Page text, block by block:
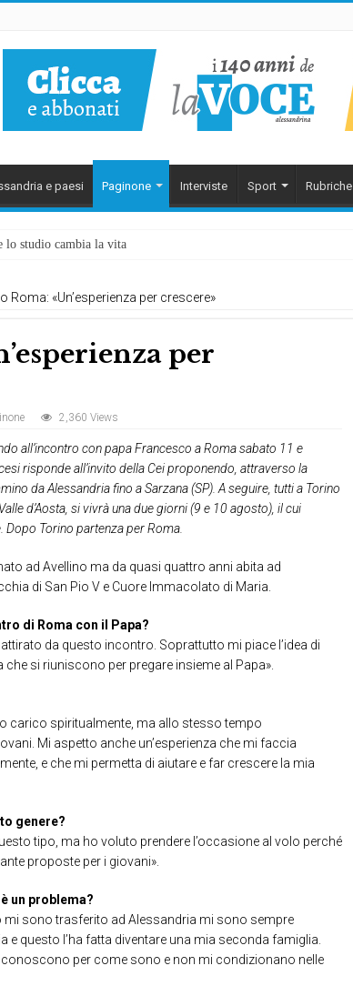
e paesi Paginone Interviste Sport Rubriche
lo studio cambia la vita
Roma: «Un’esperienza per crescere»
per
2,360 Views
all’incontro con papa Francesco a Roma sabato 11 e
risponde all’invito della Cei proponendo, attraverso la
da Alessandria fino a Sarzana (SP). A seguire, tutti a Torino
d’Aosta, si vivrà una due giorni (9 e 10 agosto), il cui
Dopo Torino partenza per Roma.
ad Avellino ma da quasi quattro anni abita ad
di San Pio V e Cuore Immacolato di Maria.
di Roma con il Papa?
da questo incontro. Soprattutto mi piace l’idea di
si riuniscono per pregare insieme al Papa».
carico spiritualmente, ma allo stesso tempo
Mi aspetto anche un’esperienza che mi faccia
e che mi permetta di aiutare e far crescere la mia
genere?
tipo, ma ho voluto prendere l’occasione al volo perché
proposte per i giovani».
un problema?
mi sono trasferito ad Alessandria mi sono sempre
e questo l’ha fatta diventare una mia seconda famiglia.
per come sono e non mi condizionano nelle